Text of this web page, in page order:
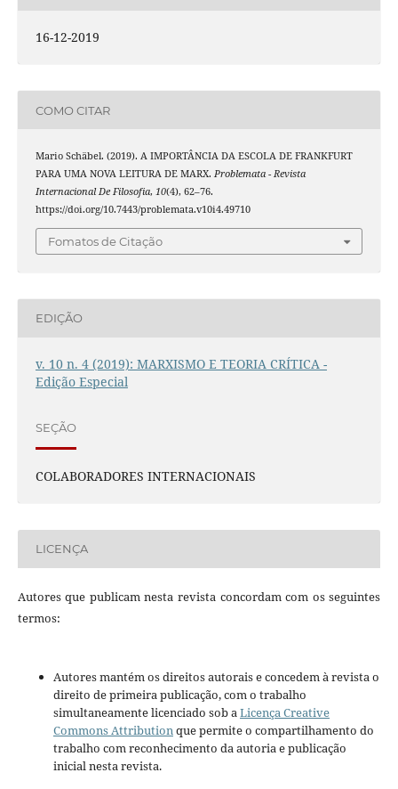
16-12-2019
COMO CITAR
Mario Schäbel. (2019). A IMPORTÂNCIA DA ESCOLA DE FRANKFURT
PARA UMA NOVA LEITURA DE MARX. Problemata - Revista
Internacional De Filosofia, 10(4), 62–76.
https://doi.org/10.7443/problemata.v10i4.49710
Fomatos de Citação
EDIÇÃO
v. 10 n. 4 (2019): MARXISMO E TEORIA CRÍTICA -
Edição Especial
SEÇÃO
COLABORADORES INTERNACIONAIS
LICENÇA
Autores que publicam nesta revista concordam com os seguintes
termos:
Autores mantém os direitos autorais e concedem à revista o
direito de primeira publicação, com o trabalho
simultaneamente licenciado sob aLicença Creative
Commons Attributionque permite o compartilhamento do
trabalho com reconhecimento da autoria e publicação
inicial nesta revista.